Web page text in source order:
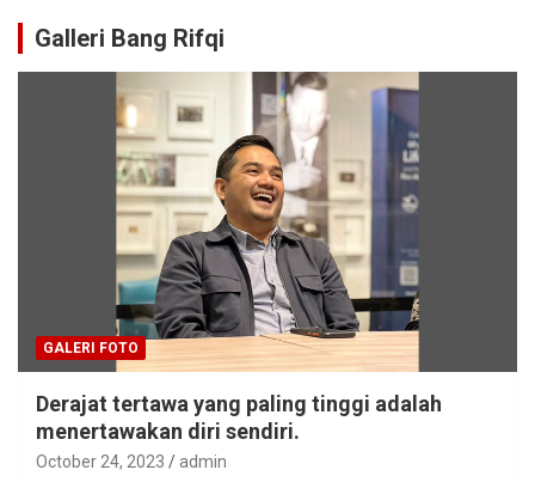
Galleri Bang Rifqi
GALERI FOTO
Derajat tertawa yang paling tinggi adalah
menertawakan diri sendiri.
October 24, 2023 admin